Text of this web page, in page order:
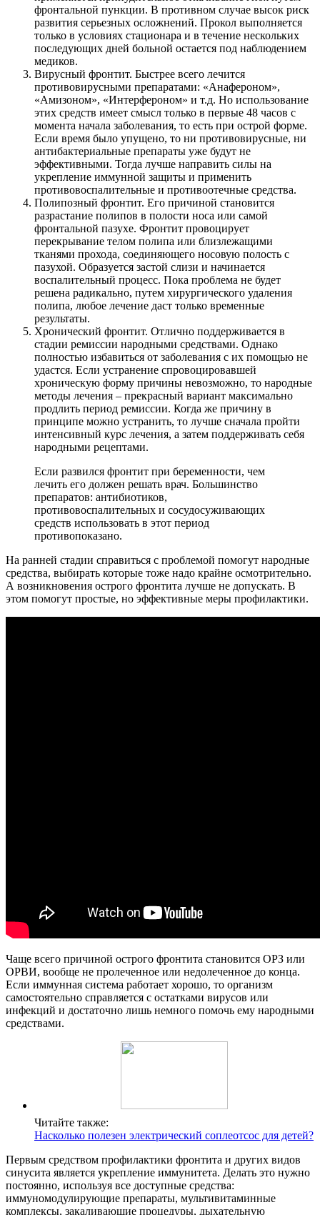
фронтальной пункции. В противном случае высок риск
развития серьезных осложнений. Прокол выполняется
только в условиях стационара и в течение нескольких
последующих дней больной остается под наблюдением
медиков.
Вирусный фронтит. Быстрее всего лечится
противовирусными препаратами: «Анафероном»,
«Амизоном», «Интерфероном» и т.д. Но использование
этих средств имеет смысл только в первые 48 часов с
момента начала заболевания, то есть при острой форме.
Если время было упущено, то ни противовирусные, ни
антибактериальные препараты уже будут не
эффективными. Тогда лучше направить силы на
укрепление иммунной защиты и применить
противовоспалительные и противоотечные средства.
Полипозный фронтит. Его причиной становится
разрастание полипов в полости носа или самой
фронтальной пазухе. Фронтит провоцирует
перекрывание телом полипа или близлежащими
тканями прохода, соединяющего носовую полость с
пазухой. Образуется застой слизи и начинается
воспалительный процесс. Пока проблема не будет
решена радикально, путем хирургического удаления
полипа, любое лечение даст только временные
результаты.
Хронический фронтит. Отлично поддерживается в
стадии ремиссии народными средствами. Однако
полностью избавиться от заболевания с их помощью не
удастся. Если устранение спровоцировавшей
хроническую форму причины невозможно, то народные
методы лечения – прекрасный вариант максимально
продлить период ремиссии. Когда же причину в
принципе можно устранить, то лучше сначала пройти
интенсивный курс лечения, а затем поддерживать себя
народными рецептами.
Если развился фронтит при беременности, чем
лечить его должен решать врач. Большинство
препаратов: антибиотиков,
противовоспалительных и сосудосуживающих
средств использовать в этот период
противопоказано.
На ранней стадии справиться с проблемой помогут народные
средства, выбирать которые тоже надо крайне осмотрительно.
А возникновения острого фронтита лучше не допускать. В
этом помогут простые, но эффективные меры профилактики.
Чаще всего причиной острого фронтита становится ОРЗ или
ОРВИ, вообще не пролеченное или недолеченное до конца.
Если иммунная система работает хорошо, то организм
самостоятельно справляется с остатками вирусов или
инфекций и достаточно лишь немного помочь ему народными
средствами.
Читайте также:
Насколько полезен электрический соплеотсос для детей?
Первым средством профилактики фронтита и других видов
синусита является укрепление иммунитета. Делать это нужно
постоянно, используя все доступные средства:
иммуномодулирующие препараты, мультивитаминные
комплексы, закаливающие процедуры, дыхательную